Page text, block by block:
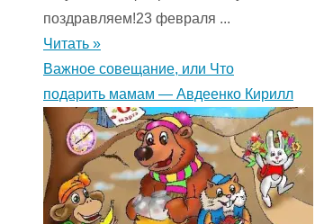
поздравляем!23 февраля ...
Читать »
Важное совещание, или Что
подарить мамам — Авдеенко Кирилл